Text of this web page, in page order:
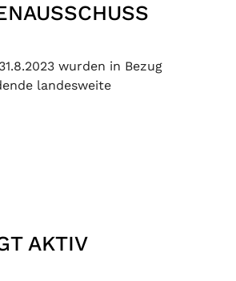
wurden in Bezug
landesweite
AKTIV